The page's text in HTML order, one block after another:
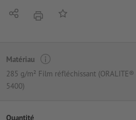
PartagerimprimerAjouter à liste d'article
Matériau
285 g/m² Film réfléchissant (ORALITE®
5400)
Quantité